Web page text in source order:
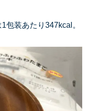
包装あたり347kcal。